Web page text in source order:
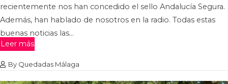
recientemente nos han concedido el sello Andalucía Segura.
Además, han hablado de nosotros en la radio. Todas estas
buenas noticias las…
Leer más
By Quedadas Málaga